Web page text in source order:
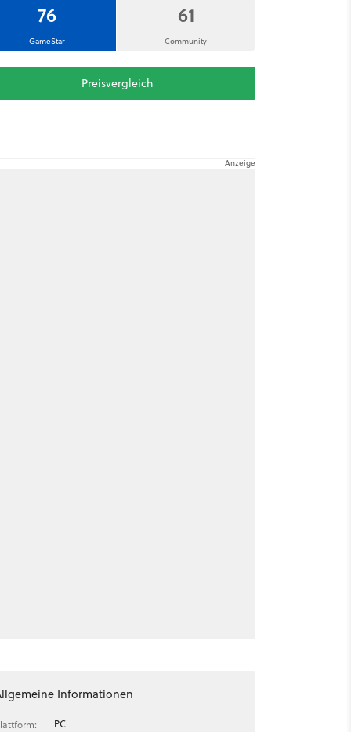
76
GameStar
61
Community
Preisvergleich
Informationen
PC